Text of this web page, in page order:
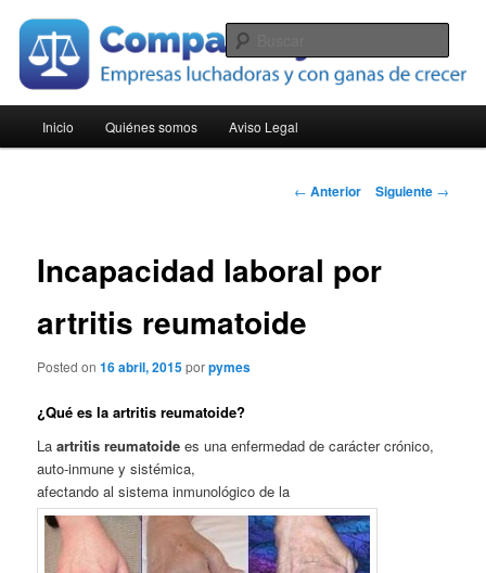
contenido
principalCompara Pymes
principal
Inicio Quiénes somos Aviso Legal
Navegación
← Anterior Siguiente →
Incapacidad laboral por
artritis reumatoide
Posted on16 abril, 2015porpymes
¿Qué es la artritis reumatoide?
Laartritis reumatoide es una enfermedad de carácter crónico,
auto-inmune y sistémica,
afectando al sistema inmunológico de la